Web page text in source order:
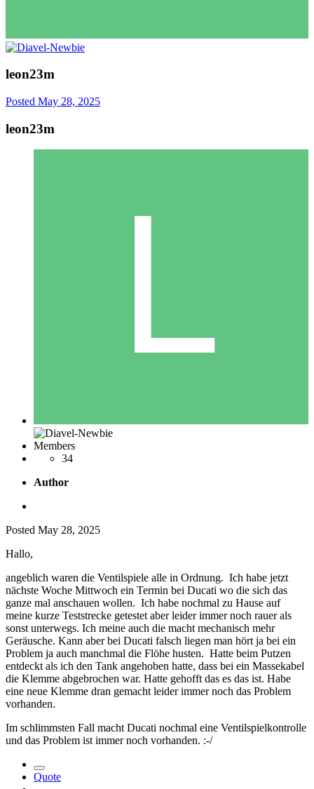
leon23m
Posted May 28, 2025
leon23m
Members
34
Author
Posted May 28, 2025
Hallo,
angeblich waren die Ventilspiele alle in Ordnung. Ich habe jetzt
nächste Woche Mittwoch ein Termin bei Ducati wo die sich das
ganze mal anschauen wollen. Ich habe nochmal zu Hause auf
meine kurze Teststrecke getestet aber leider immer noch rauer als
sonst unterwegs. Ich meine auch die macht mechanisch mehr
Geräusche. Kann aber bei Ducati falsch liegen man hört ja bei ein
Problem ja auch manchmal die Flöhe husten. Hatte beim Putzen
entdeckt als ich den Tank angehoben hatte, dass bei ein Massekabel
die Klemme abgebrochen war. Hatte gehofft das es das ist. Habe
eine neue Klemme dran gemacht leider immer noch das Problem
vorhanden.
Im schlimmsten Fall macht Ducati nochmal eine Ventilspielkontrolle
und das Problem ist immer noch vorhanden. :-/
Quote